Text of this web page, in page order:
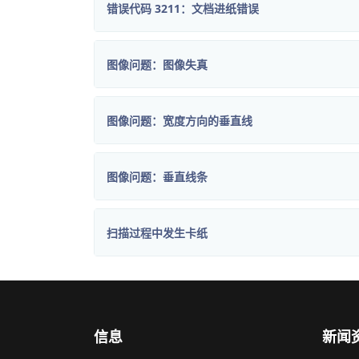
错误代码 3211：文档进纸错误
图像问题：图像失真
图像问题：宽度方向的垂直线
图像问题：垂直线条
扫描过程中发生卡纸
信息 新闻